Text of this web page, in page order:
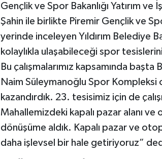
Gençlik ve Spor Bakanlığı Yatırım
Şahin ile birlikte Piremir Gençlik ve
yerinde inceleyen Yıldırım Belediye
kolaylıkla ulaşabileceği spor
Bu çalışmalarımız kapsamında
Naim Süleymanoğlu Spor
kazandırdık. 23. tesisimiz için de
Mahallemizdeki kapalı pazar alanı ve
dönüşüme aldık. Kapalı pazar ve
daha işlevsel bir hale getiriyoruz”